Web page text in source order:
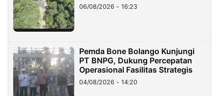
06/08/2026 - 16:23
Pemda Bone Bolango Kunjungi
PT BNPG, Dukung Percepatan
Operasional Fasilitas Strategis
04/08/2026 - 14:20